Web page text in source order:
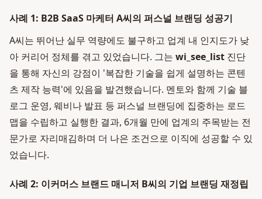
사례 1: B2B SaaS 마케터 A씨의 퍼스널 브랜딩 성공기
A씨는 뛰어난 실무 역량에도 불구하고 업계 내 인지도가 낮
아 커리어 정체를 겪고 있었습니다. 그는 wi_see_list 진단
을 통해 자신의 강점이 '복잡한 기술을 쉽게 설명하는 콘텐
츠 제작 능력'에 있음을 발견했습니다. 멘토와 함께 기술 블
로그 운영, 웨비나 발표 등 퍼스널 브랜딩에 집중하는 로드
맵을 수립하고 실행한 결과, 6개월 만에 업계의 주목받는 전
문가로 자리매김하며 더 나은 조건으로 이직에 성공할 수 있
었습니다.
사례 2: 이커머스 브랜드 매니저 B씨의 기업 브랜딩 재정립